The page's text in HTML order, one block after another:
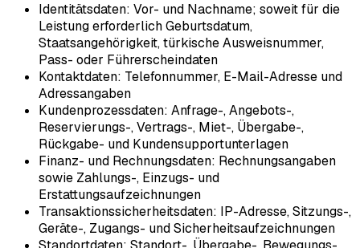
Identitätsdaten: Vor- und Nachname; soweit für die
Leistung erforderlich Geburtsdatum,
Staatsangehörigkeit, türkische Ausweisnummer,
Pass- oder Führerscheindaten
Kontaktdaten: Telefonnummer, E-Mail-Adresse und
Adressangaben
Kundenprozessdaten: Anfrage-, Angebots-,
Reservierungs-, Vertrags-, Miet-, Übergabe-,
Rückgabe- und Kundensupportunterlagen
Finanz- und Rechnungsdaten: Rechnungsangaben
sowie Zahlungs-, Einzugs- und
Erstattungsaufzeichnungen
Transaktionssicherheitsdaten: IP-Adresse, Sitzungs-,
Geräte-, Zugangs- und Sicherheitsaufzeichnungen